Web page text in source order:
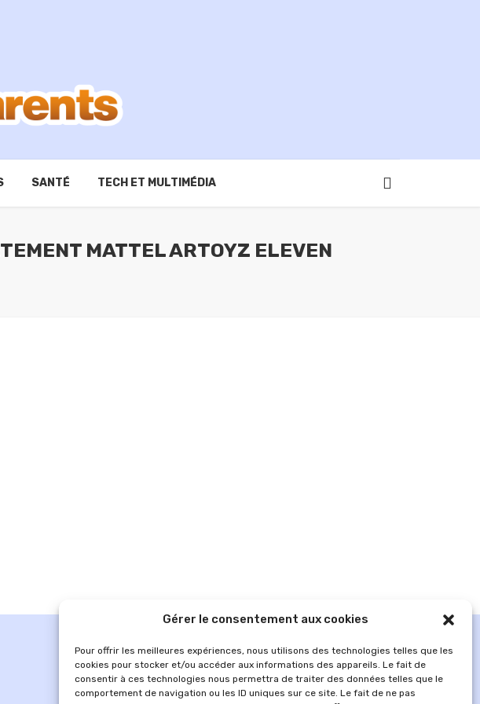
Gérer le consentement aux cookies
Pour offrir les meilleures expériences, nous utilisons des technologies telles que les
cookies pour stocker et/ou accéder aux informations des appareils. Le fait de
consentir à ces technologies nous permettra de traiter des données telles que le
comportement de navigation ou les ID uniques sur ce site. Le fait de ne pas
SANTÉ TECH ET MULTIMÉDIA
MATTEL ARTOYZ ELEVEN